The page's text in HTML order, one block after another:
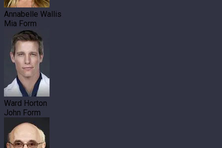
Annabelle Wallis
Mia Form
Ward Horton
John Form